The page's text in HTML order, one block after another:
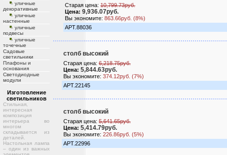
уличные
декоративные
уличные
настенные
уличные
подвесы
уличные
точечные
Садовые
светильники
Плафоны и
основания
Светодиодные
модули
Изготовление
светильников
Стильная,
интересная
композиция
интерьера во
многом
складывается из
деталей.
Настольная лампа
– один из важных
Старая цена: 10,799.73руб.
Цена: 9,936.07руб.
Вы экономите: 863.66руб. (8%)
АРТ.88036
столб высокий
Старая цена: 6,218.75руб.
Цена: 5,844.63руб.
Вы экономите: 374.12руб. (7%)
АРТ.22145
столб высокий
Старая цена: 5,641.65руб.
Цена: 5,414.79руб.
Вы экономите: 226.86руб. (5%)
АРТ.22996